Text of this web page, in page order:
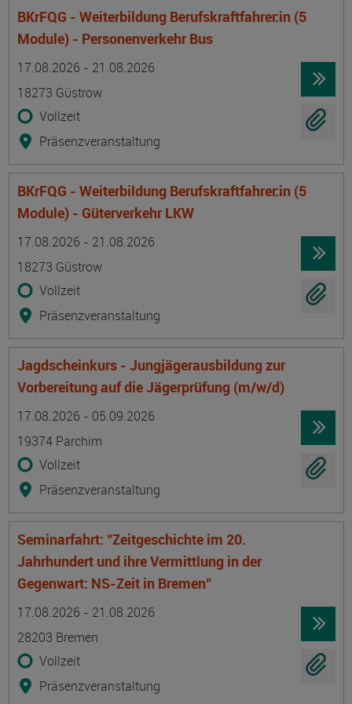
BKrFQG - Weiterbildung Berufskraftfahrer:in (5
Module) - Personenverkehr Bus
17.08.2026 - 21.08.2026
18273 Güstrow
Vollzeit
Präsenzveranstaltung
BKrFQG - Weiterbildung Berufskraftfahrer:in (5
Module) - Güterverkehr LKW
17.08.2026 - 21.08.2026
18273 Güstrow
Vollzeit
Präsenzveranstaltung
Jagdscheinkurs - Jungjägerausbildung zur
Vorbereitung auf die Jägerprüfung (m/w/d)
17.08.2026 - 05.09.2026
19374 Parchim
Vollzeit
Präsenzveranstaltung
Seminarfahrt: "Zeitgeschichte im 20.
Jahrhundert und ihre Vermittlung in der
Gegenwart: NS-Zeit in Bremen"
17.08.2026 - 21.08.2026
28203 Bremen
Vollzeit
Präsenzveranstaltung